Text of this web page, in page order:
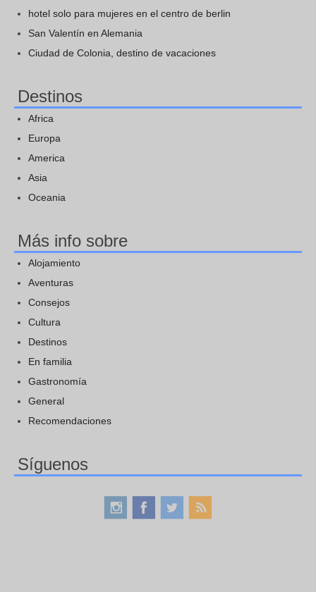
hotel solo para mujeres en el centro de berlin
San Valentín en Alemania
Ciudad de Colonia, destino de vacaciones
Destinos
Africa
Europa
America
Asia
Oceania
Más info sobre
Alojamiento
Aventuras
Consejos
Cultura
Destinos
En familia
Gastronomía
General
Recomendaciones
Síguenos